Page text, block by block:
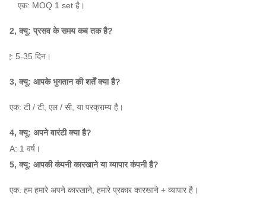
एक: MOQ 1 set है।
2, क्यू: प्रसव के समय कब तक है?
ए: 5-35 दिन।
3, क्यू: आपके भुगतान की शर्तें क्या है?
एक: टी / टी, एल / सी, या परक्राम्य है।
4, क्यू: अपने वारंटी क्या है?
A: 1 वर्ष।
5, क्यू: आपकी कंपनी कारखाने या व्यापार कंपनी है?
एक: हम हमारे अपने कारखाने, हमारे प्रकार कारखाने + व्यापार है।